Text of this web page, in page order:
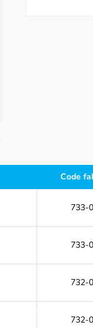
Code
733-
733-
732-
732-